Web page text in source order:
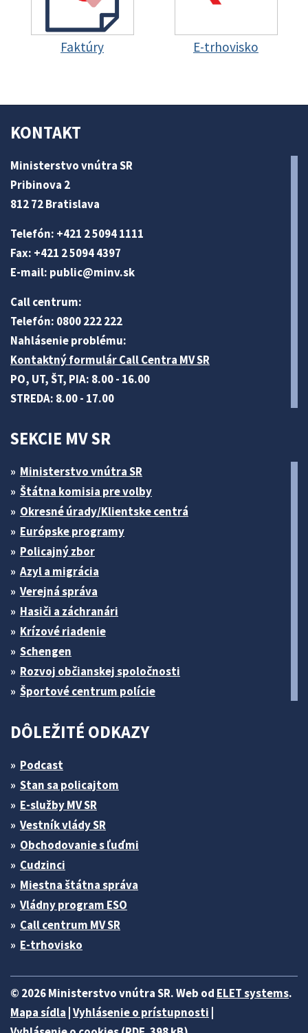
Faktúry E-trhovisko
KONTAKT
Ministerstvo vnútra SR
Pribinova 2
812 72 Bratislava
Telefón: +421 2 5094 1111
Fax: +421 2 5094 4397
E-mail: public@minv.sk
Call centrum:
Telefón: 0800 222 222
Nahlásenie problému:
Kontaktný formulár Call Centra MV SR
PO, UT, ŠT, PIA: 8.00 - 16.00
STREDA: 8.00 - 17.00
SEKCIE MV SR
Ministerstvo vnútra SR
Štátna komisia pre volby
Okresné úrady/Klientske centrá
Európske programy
Policajný zbor
Azyl a migrácia
Verejná správa
Hasiči a záchranári
Krízové riadenie
Schengen
Rozvoj občianskej spoločnosti
Športové centrum polície
DÔLEŽITÉ ODKAZY
Podcast
Stan sa policajtom
E-služby MV SR
Vestník vlády SR
Obchodovanie s ľuďmi
Cudzinci
Miestna štátna správa
Vládny program ESO
Call centrum MV SR
E-trhovisko
© 2026 Ministerstvo vnútra SR. Web od ELET systems.
Mapa sídla Vyhlásenie o prístupnosti